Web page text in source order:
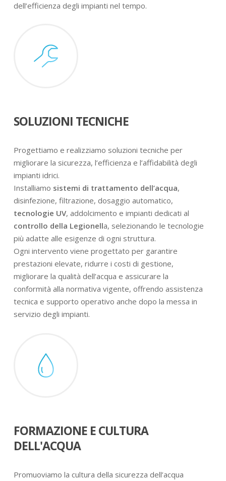
dell’efficienza degli impianti nel tempo.
SOLUZIONI TECNICHE
Progettiamo e realizziamo soluzioni tecniche per
migliorare la sicurezza, l’efficienza e l’affidabilità degli
impianti idrici.
Installiamo sistemi di trattamento dell’acqua,
disinfezione, filtrazione, dosaggio automatico,
tecnologie UV, addolcimento e impianti dedicati al
controllo della Legionella, selezionando le tecnologie
più adatte alle esigenze di ogni struttura.
Ogni intervento viene progettato per garantire
prestazioni elevate, ridurre i costi di gestione,
migliorare la qualità dell’acqua e assicurare la
conformità alla normativa vigente, offrendo assistenza
tecnica e supporto operativo anche dopo la messa in
servizio degli impianti.
FORMAZIONE E CULTURA
DELL'ACQUA
Promuoviamo la cultura della sicurezza dell’acqua